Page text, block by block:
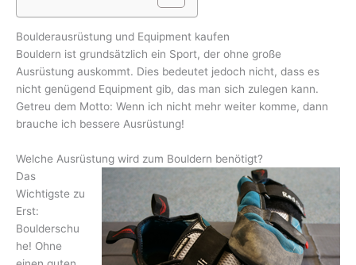
Boulderausrüstung und Equipment kaufen
Bouldern ist grundsätzlich ein Sport, der ohne große
Ausrüstung auskommt. Dies bedeutet jedoch nicht, dass es
nicht genügend Equipment gib, das man sich zulegen kann.
Getreu dem Motto: Wenn ich nicht mehr weiter komme, dann
brauche ich bessere Ausrüstung!
Welche Ausrüstung wird zum Bouldern benötigt?
Das
Wichtigste zu
Erst:
Boulderschu
he! Ohne